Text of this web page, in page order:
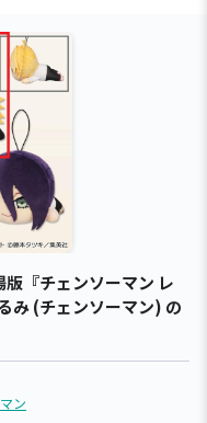
版『チェンソーマン レ
み (チェンソーマン) の
ン